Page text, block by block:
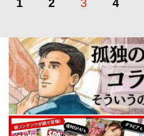
1 2 3 4